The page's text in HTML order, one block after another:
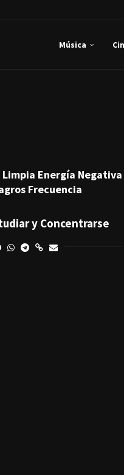
Música
Energía Negativa
Frecuencia
y Concentrarse